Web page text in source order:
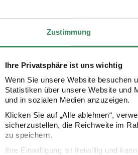
Zustimmung
Ihre Privatsphäre ist uns wichtig
Wenn Sie unsere Website besuchen
Statistiken über unsere Website und
und in sozialen Medien anzuzeigen.
Klicken Sie auf „Alle ablehnen“,
sicherzustellen, die Reichweite im
zu speichern.
Ihre Einwilligung ist freiwillig und